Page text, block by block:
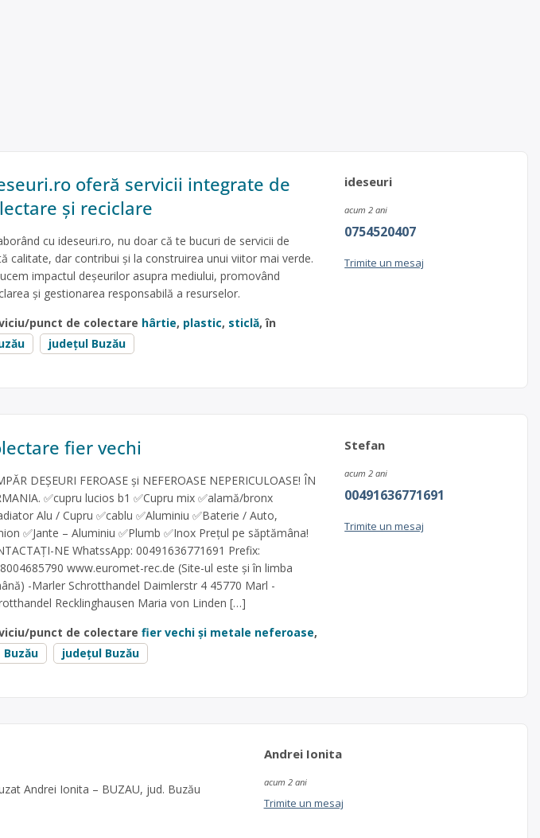
oferă servicii integrate de
și reciclare
cu ideseuri.ro, nu doar că te bucuri de servicii de
calitate, dar contribui și la construirea unui viitor mai verde.
impactul deșeurilor asupra mediului, promovând
și gestionarea responsabilă a resurselor.
punct de colectare hârtie, plastic, sticlă, în
județul Buzău
ideseuri
acum 2 ani
0754520407
Trimite un mesaj
fier vechi
DEȘEURI FEROASE și NEFEROASE NEPERICULOASE! ÎN
✅cupru lucios b1 ✅Cupru mix ✅alamă/bronx
Alu / Cupru ✅cablu ✅Aluminiu ✅Baterie / Auto,
✅Jante – Aluminiu ✅Plumb ✅Inox Prețul pe săptămâna!
NE WhatssApp: 00491636771691 Prefix:
www.euromet-rec.de (Site-ul este și în limba
-Marler Schrotthandel Daimlerstr 4 45770 Marl -
Recklinghausen Maria von Linden […]
punct de colectare fier vechi și metale neferoase,
Buzău județul Buzău
Stefan
acum 2 ani
00491636771691
Trimite un mesaj
Andrei Ionita – BUZAU, jud. Buzău
Andrei Ionita
acum 2 ani
Trimite un mesaj